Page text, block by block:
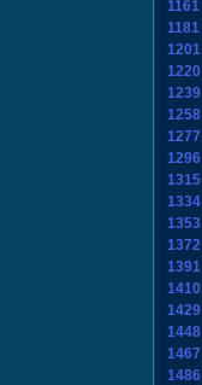
1161
1181
1201
1220
1239
1258
1277
1296
1315
1334
1353
1372
1391
1410
1429
1448
1467
1486